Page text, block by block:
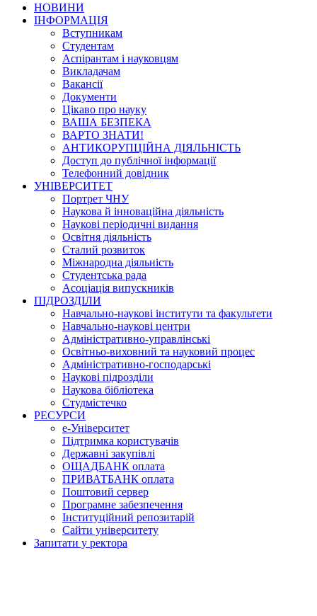
НОВИНИ
ІНФОРМАЦІЯ
Вступникам
Студентам
Аспірантам і науковцям
Викладачам
Вакансії
Документи
Цікаво про науку
ВАША БЕЗПЕКА
ВАРТО ЗНАТИ!
АНТИКОРУПЦІЙНА ДІЯЛЬНІСТЬ
Доступ до публічної інформації
Телефонний довідник
УНІВЕРСИТЕТ
Портрет ЧНУ
Наукова й інноваційна діяльність
Наукові періодичні видання
Освітня діяльність
Сталий розвиток
Міжнародна діяльність
Студентська рада
Асоціація випускників
ПІДРОЗДІЛИ
Навчально-наукові інститути та факультети
Навчально-наукові центри
Адміністративно-управлінські
Освітньо-виховний та науковий процес
Адміністративно-господарські
Наукові підрозділи
Наукова бібліотека
Студмістечко
РЕСУРСИ
е-Університет
Підтримка користувачів
Державні закупівлі
ОЩАДБАНК оплата
ПРИВАТБАНК оплата
Поштовий сервер
Програмне забезпечення
Інституційний репозитарій
Сайти університету
Запитати у ректора